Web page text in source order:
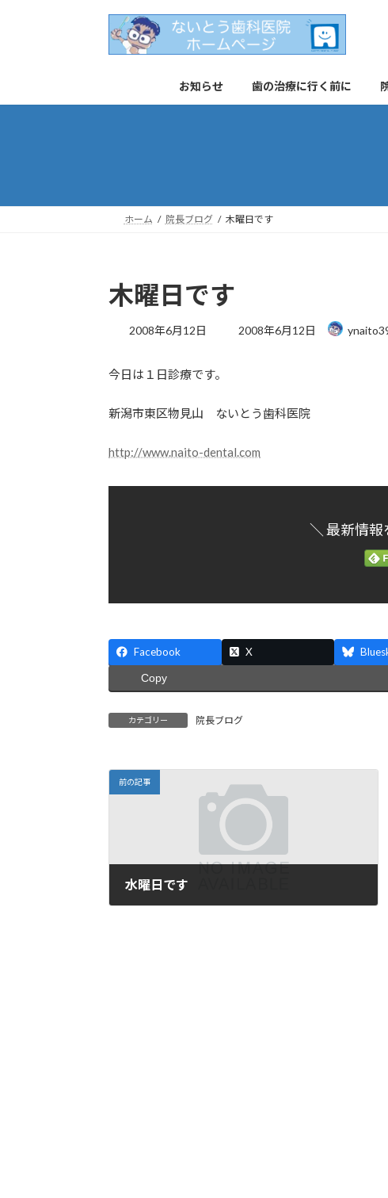
へ
ョ
お知らせ 歯の治療に行く前に
ホーム 院長ブログ 木曜日です
木曜日です
2008年6月12日
最
時
2008年6月12日
今日は１日診療です。
新潟市東区物見山 ないとう歯科医院
http://www.naito-dental.com
＼ 最新情報
Facebook X
Copy
カテゴリー 院長ブログ
前の記事
水曜日です